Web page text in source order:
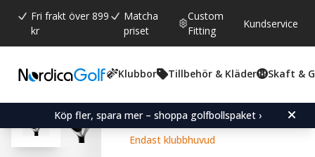
Fri frakt över 899
kr
Matcha
priset
Custom
Fitting
Kundservice
Klubbor Tillbehör & Kläder Skaft &
Köp fler, spara mer – shoppa golfbollspaket ›
Snittbetyg:
4.6 (röster:
184 )
Acer XDS React Hybrid-
Endast klubbhuvud